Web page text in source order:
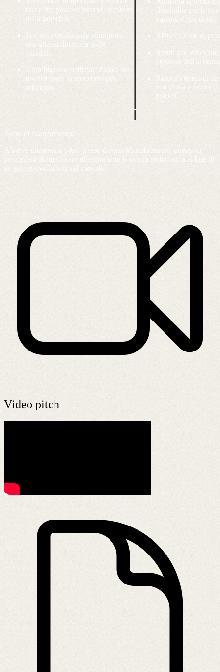
totale dei processi interni ed esterni
della fabbrica,
Processo decisionale autonomo
con analisi dinamica delle
variabili,
L'intelligenza artificiale basata sui
reward trova la soluzione più
efficiente.
flessibilità per le
varianti di prodotto,
Riduce i costi di
Rende più efficiente
gestione
Riduce i tempi di
macchina e riduce
market.
Stato di avanzamento:
A breve inizieremo i test presso diversi Manufacturers, questo ci
permetterà di migliorare ulteriormente la nostra piattaforma al fine di
un successivo lancio sul mercato
Video pitch